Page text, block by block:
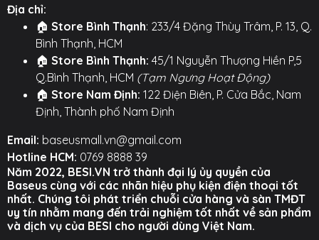
⚙️TÍNH NĂNG NỔI BẬT
Sạc Nhanh Không Dây 15W:Tiện lợi và mạnh
mẽ.
Nam Châm N52 Lực Hút Mạnh:Giữ điện thoại
chắc chắn, ổn định.
Đặt là hít, không cần căn chỉnh thủ công.
Thiết Kế Dán Taplo Bằng Keo 3M:Lắp đặt dễ
dàng, bám dính chắc chắn.
Thân Đế Dẻo Có Thể Uốn Cong:Phù hợp với
nhiều vị trí và bề mặt khác nhau.
Địa chỉ:
🏠 Store Bình Thạnh: 233/4 Đặng Thùy Trâm, P. 13, Q.
Bình Thạnh, HCM
🏠 Store Bình Thạnh: 45/1 Nguyễn Thượng Hiền P,5
Q.Bình Thạnh, HCM (Tạm Ngưng Hoạt Động)
🏠 Store Nam Định: 122 Điện Biên, P. Cửa Bắc, Nam
Định, Thành phố Nam Định
Email: baseusmall.vn@gmail.com
Hotline HCM: 0769 8888 39
Năm 2022, BESI.VN trở thành đại lý ủy quyền của
Baseus cùng với các nhãn hiệu phụ kiện điện thoại tốt
nhất. Chúng tôi phát triển chuỗi cửa hàng và sàn TMĐT
uy tín nhằm mang đến trải nghiệm tốt nhất về sản phẩm
và dịch vụ của BESI cho người dùng Việt Nam.